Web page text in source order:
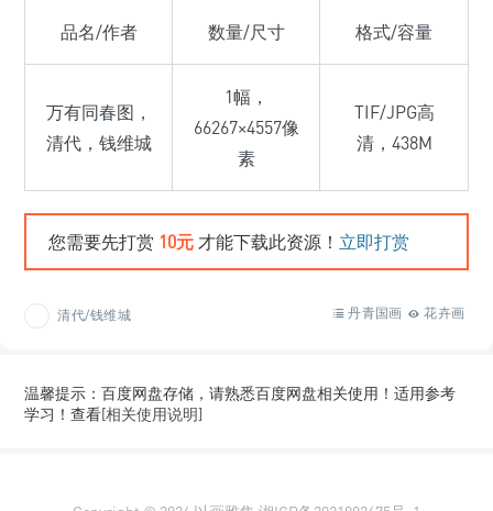
品名/作者 数量/尺寸 格式/容量
万有同春图，
清代，钱维城
1幅，
66267×4557像
素
TIF/JPG高
清，438M
您需要先打赏 10元 才能下载此资源！ 立即打赏
清代/钱维城 花卉画
丹青国画
温馨提示：百度网盘存储，请熟悉百度网盘相关使用！适用参考
学习！查看[相关使用说明]